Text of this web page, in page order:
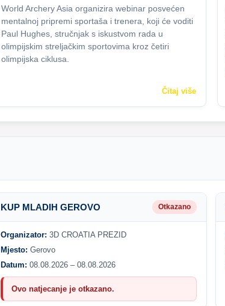
World Archery Asia organizira webinar posvećen
mentalnoj pripremi sportaša i trenera, koji će voditi
Paul Hughes, stručnjak s iskustvom rada u
olimpijskim streljačkim sportovima kroz četiri
olimpijska ciklusa.
Čitaj više
KUP MLADIH GEROVO Otkazano
Organizator: 3D CROATIA PREZID
Mjesto: Gerovo
Datum: 08.08.2026 – 08.08.2026
Ovo natjecanje je otkazano.